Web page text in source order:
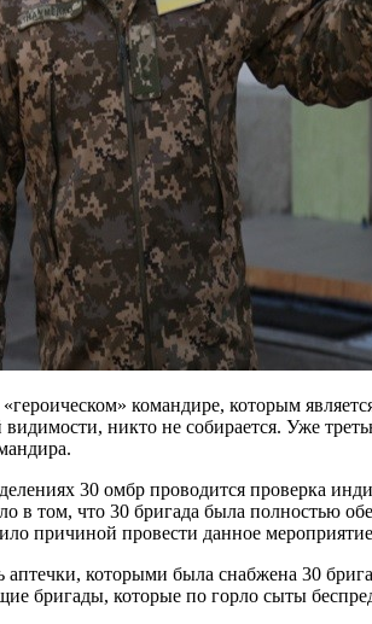
командире, которым
видимости, никто не собирается. Уже
30 омбр проводится проверка
том, что 30 бригада была полностью
причиной провести данное
аптечки, которыми была снабжена 30
бригады, которые по горло сыты